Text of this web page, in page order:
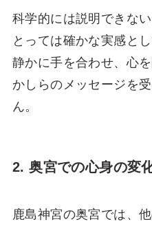
科学的には説明できな
とっては確かな実感と
静かに手を合わせ、心
かしらのメッセージを
ん。
2. 奥宮での心身の変
鹿島神宮の奥宮では、